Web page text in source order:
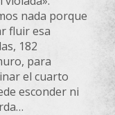
nada porque
fluir esa
182
para
el cuarto
esconder ni